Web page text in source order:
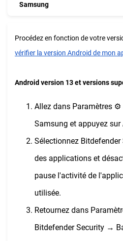
Samsung
Procédez en fonction de votre
vérifier la version Android de mon
Android version 13 et versions
Allez dans Paramètres ⚙︎
Samsung et appuyez
Sélectionnez
des applications et
pause l'activité de
utilisée.
Retournez dans
Bitdefender Security →